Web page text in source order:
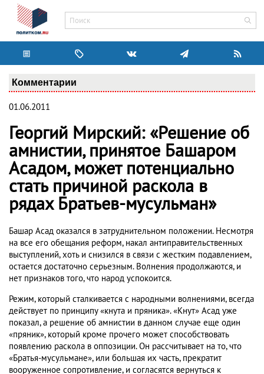
Комментарии
01.06.2011
Георгий Мирский: «Решение об
амнистии, принятое Башаром
Асадом, может потенциально
стать причиной раскола в
рядах Братьев-мусульман»
Башар Асад оказался в затруднительном положении. Несмотря
на все его обещания реформ, накал антиправительственных
выступлений, хоть и снизился в связи с жестким подавлением,
остается достаточно серьезным. Волнения продолжаются, и
нет признаков того, что народ успокоится.
Режим, который сталкивается с народными волнениями, всегда
действует по принципу «кнута и пряника». «Кнут» Асад уже
показал, а решение об амнистии в данном случае еще один
«пряник», который кроме прочего может способствовать
появлению раскола в оппозиции. Он рассчитывает на то, что
«Братья-мусульмане», или большая их часть, прекратит
вооруженное сопротивление, и согласятся вернуться к